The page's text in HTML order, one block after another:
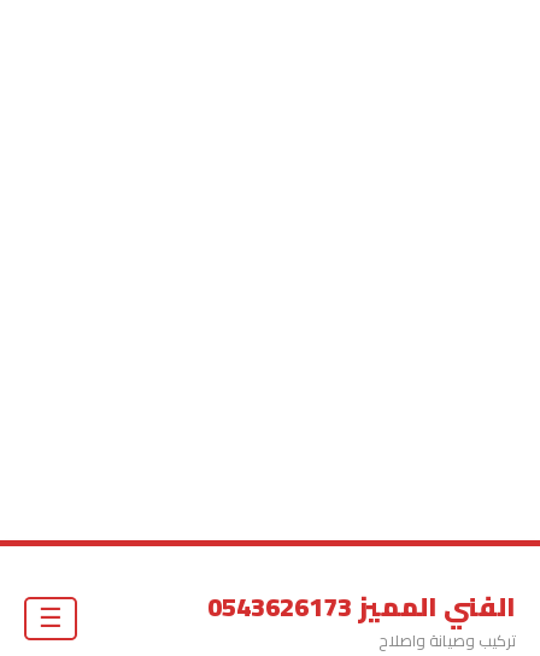
الفني المميز 0543626173
تركيب وصيانة واصلاح